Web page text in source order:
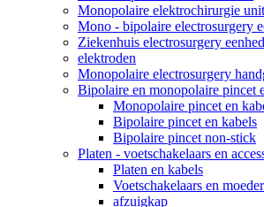
Monopolaire elektrochirurgie
Mono - bipolaire electrosurgery
Ziekenhuis electrosurgery
elektroden
Monopolaire electrosurgery
Bipolaire en monopolaire pincet
Monopolaire pincet en
Bipolaire pincet en kabels
Bipolaire pincet non-stick
Platen - voetschakelaars en
Platen en kabels
Voetschakelaars en
afzuigkap